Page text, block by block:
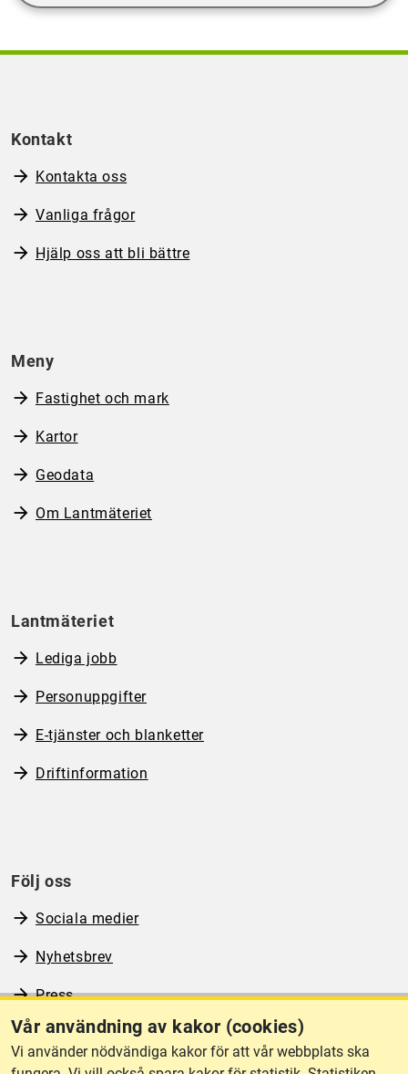
Vår användning av kakor (cookies)
Vi använder nödvändiga kakor för att vår webbplats ska
Kontakt
Kontakta oss
Vanliga frågor
Hjälp oss att bli bättre
Meny
Fastighet och mark
Kartor
Geodata
Om Lantmäteriet
Lantmäteriet
Lediga jobb
Personuppgifter
E-tjänster och blanketter
Driftinformation
Följ oss
Sociala medier
Nyhetsbrev
Press
RSS